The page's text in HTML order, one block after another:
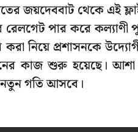
জয়দেববাট থেকে এই
পার করে কল্যাণী
করা নিয়ে প্রশাসনকে
কাজ শুরু হয়েছে।
নতুন গতি আসবে।